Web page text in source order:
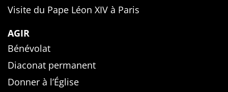
Visite du Pape Léon XIV à Paris
AGIR
Bénévolat
Diaconat permanent
Donner à l’Église